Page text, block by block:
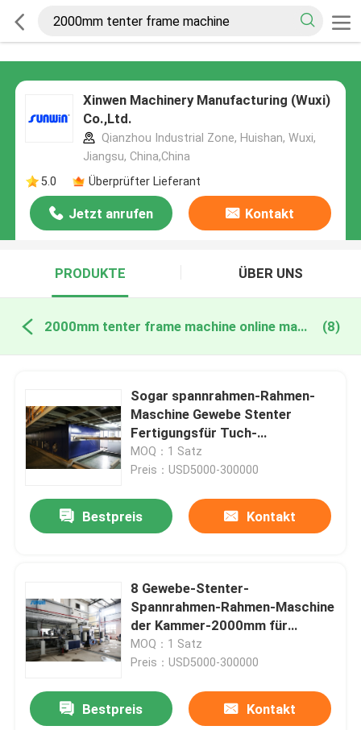
Xinwen Machinery Manufacturing (Wuxi)
Co.,Ltd.
Qianzhou Industrial Zone, Huishan, Wuxi,
Jiangsu, China,China
5.0
Überprüfter Lieferant
Jetzt anrufen Kontakt
PRODUKTE ÜBER UNS
2000mm tenter frame machine online manufacture (8)
Sogar spannrahmen-Rahmen-
Maschine Gewebe Stenter
Fertigungsfür Tuch-
Hochflorgewebe
MOQ：1 Satz
Preis：USD5000-300000
Bestpreis Kontakt
8 Gewebe-Stenter-
Spannrahmen-Rahmen-Maschine
der Kammer-2000mm für
überzogenes Gewebe
MOQ：1 Satz
Preis：USD5000-300000
Bestpreis Kontakt